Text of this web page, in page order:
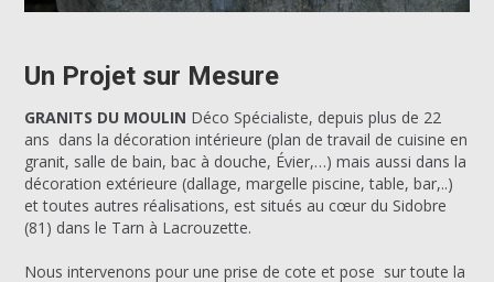
Un Projet sur Mesure
GRANITS DU MOULIN Déco Spécialiste, depuis plus de 22
ans dans la décoration intérieure (plan de travail de cuisine en
granit, salle de bain, bac à douche, Évier,…) mais aussi dans la
décoration extérieure (dallage, margelle piscine, table, bar,..)
et toutes autres réalisations, est situés au cœur du Sidobre
(81) dans le Tarn à Lacrouzette.
Nous intervenons pour une prise de cote et pose sur toute la